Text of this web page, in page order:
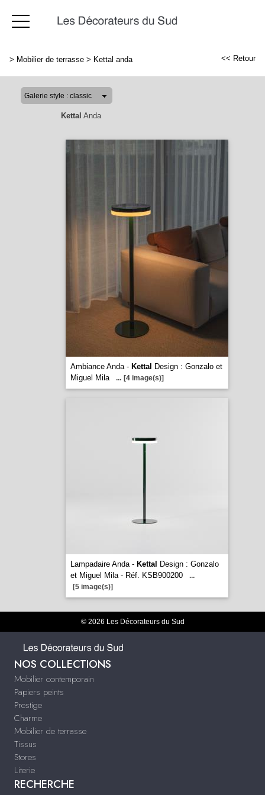
> Mobilier de terrasse > Kettal anda << Retour
Kettal Anda
Ambiance Anda - Kettal Design : Gonzalo et
Miguel Mila
... [4 image(s)]
Lampadaire Anda - Kettal Design : Gonzalo
et Miguel Mila - Réf. KSB900200
...
[5 image(s)]
© 2026 Les Décorateurs du Sud
NOS COLLECTIONS
Mobilier contemporain
Papiers peints
Prestige
Charme
Mobilier de terrasse
Tissus
Stores
Literie
RECHERCHE